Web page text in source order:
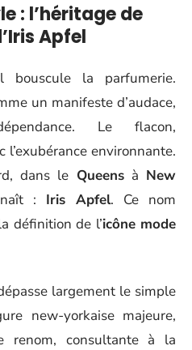
: l’héritage de
Apfel
bouscule la parfumerie.
un manifeste d’audace,
Le flacon,
environnante.
dans le Queensà New
: Iris Apfel. Ce nom
définition de l’icône mode
largement le simple
new-yorkaise majeure,
renom, consultante à la